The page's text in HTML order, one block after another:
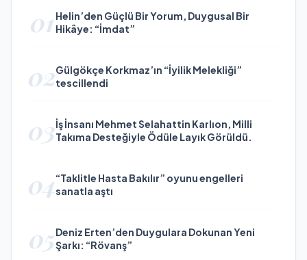
01 Helin’den Güçlü Bir Yorum, Duygusal Bir
Hikâye: “İmdat”
02Gülgökçe Korkmaz’ın “İyilik Melekliği”
tescillendi
03İş İnsanı Mehmet Selahattin Karlıon, Milli
Takıma Desteğiyle Ödüle Layık Görüldü.
04“Taklitle Hasta Bakılır” oyunu engelleri
sanatla aştı
05Deniz Erten’den Duygulara Dokunan Yeni
Şarkı: “Rövanş”